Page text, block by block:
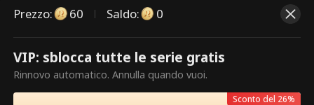
Questi sono episodi a pagamento.
Sblocca per guardare.
Prezzo: 60 Saldo: 0
VIP: sblocca tutte le serie gratis
Rinnovo automatico. Annulla quando vuoi.
Sconto del 26%